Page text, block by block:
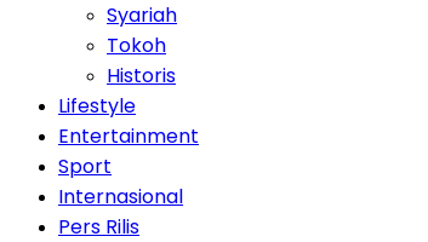
Syariah
Tokoh
Historis
Lifestyle
Entertainment
Sport
Internasional
Pers Rilis